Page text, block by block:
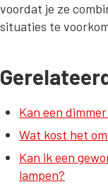
voordat je ze
situaties te
Kan een
Wat kost het
Kan ik een
lampen?